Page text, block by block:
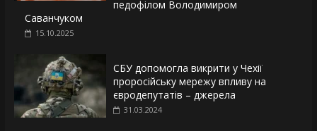
педофілом Володимиром
Саванчуком
15.10.2025
СБУ допомогла викрити у Чехії
проросійську мережу впливу на
євродепутатів – джерела
31.03.2024